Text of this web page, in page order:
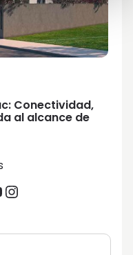
Conectividad,
al alcance de
Instagram